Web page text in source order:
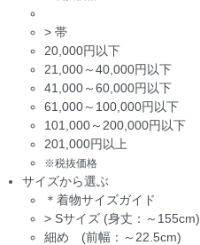
> 帯
20,000円以下
21,000～40,000円以下
41,000～60,000円以下
61,000～100,000円以下
101,000～200,000円以下
201,000円以上
※税抜価格
サイズから選ぶ
＊着物サイズガイド
> Sサイズ (身丈：～155cm)
細め (前幅：～22.5cm)